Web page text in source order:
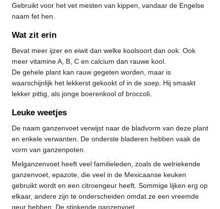
Gebruikt voor het vet mesten van kippen, vandaar de Engelse
naam fet hen.
Wat zit erin
Bevat meer ijzer en eiwit dan welke koolsoort dan ook. Ook
meer vitamine A, B, C en calcium dan rauwe kool.
De gehele plant kan rauw gegeten worden, maar is
waarschijnlijk het lekkerst gekookt of in de soep. Hij smaakt
lekker pittig, als jonge boerenkool of broccoli.
Leuke weetjes
De naam ganzenvoet verwijst naar de bladvorm van deze plant
en enkele verwanten. De onderste bladeren hebben vaak de
vorm van ganzenpoten.
Melganzenvoet heeft veel familieleden, zoals de welriekende
ganzenvoet, epazote, die veel in de Mexicaanse keuken
gebruikt wordt en een citroengeur heeft. Sommige lijken erg op
elkaar, andere zijn te onderscheiden omdat ze een vreemde
geur hebben. De stinkende ganzenvoet